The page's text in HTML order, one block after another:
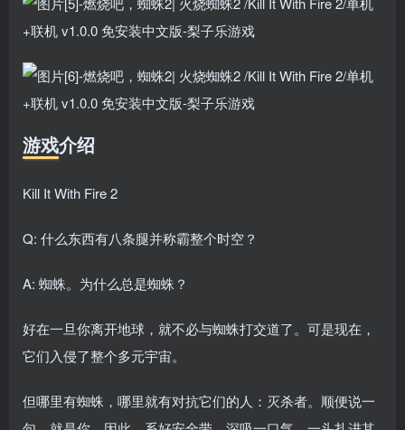
游戏介绍
Kill It With Fire 2
Q: 什么东西有八条腿并称霸整个时空？
A: 蜘蛛。为什么总是蜘蛛？
好在一旦你离开地球，就不必与蜘蛛打交道了。可是现在，
它们入侵了整个多元宇宙。
但哪里有蜘蛛，哪里就有对抗它们的人：灭杀者。顺便说一